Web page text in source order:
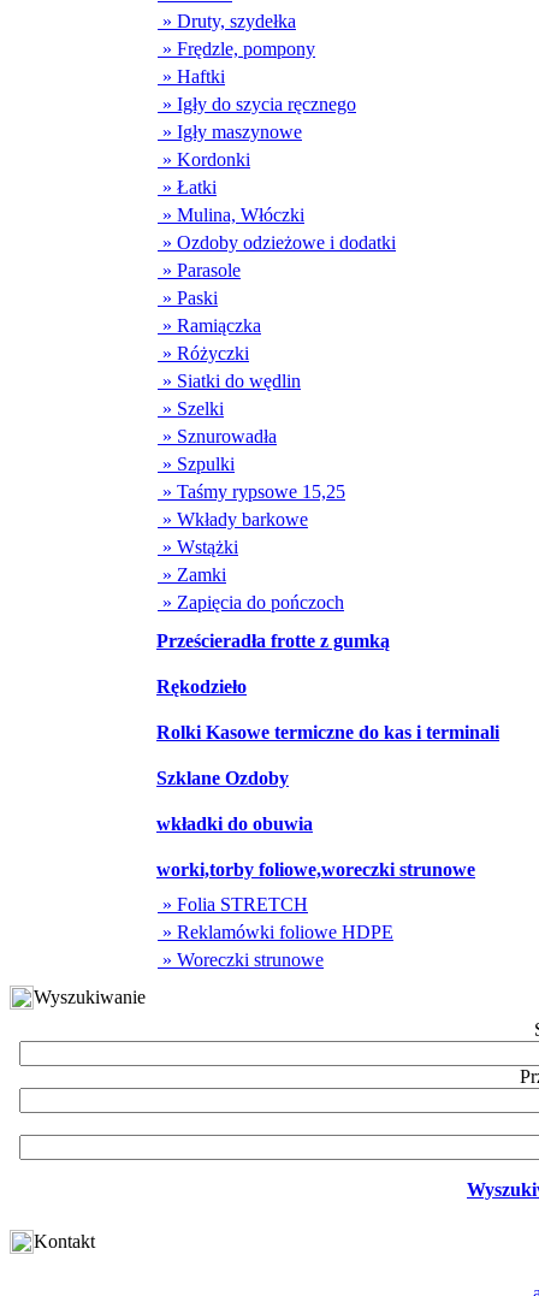
» Druty, szydełka
» Frędzle, pompony
» Haftki
» Igły do szycia ręcznego
» Igły maszynowe
» Kordonki
» Łatki
» Mulina, Włóczki
» Ozdoby odzieżowe i dodatki
» Parasole
» Paski
» Ramiączka
» Różyczki
» Siatki do wędlin
» Szelki
» Sznurowadła
» Szpulki
» Taśmy rypsowe 15,25
» Wkłady barkowe
» Wstążki
» Zamki
» Zapięcia do pończoch
Prześcieradła frotte z gumką
Rękodzieło
Rolki Kasowe termiczne do kas i terminali
Szklane Ozdoby
wkładki do obuwia
worki,torby foliowe,woreczki strunowe
» Folia STRETCH
» Reklamówki foliowe HDPE
» Woreczki strunowe
Wyszukiwanie
Kontakt